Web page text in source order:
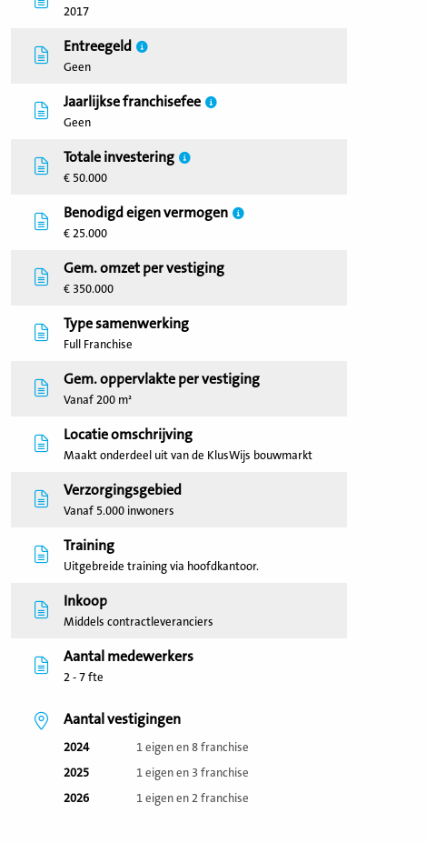
2017
Entreegeld
Geen
Jaarlijkse franchisefee
Geen
Totale investering
€ 50.000
Benodigd eigen vermogen
€ 25.000
Gem. omzet per vestiging
€ 350.000
Type samenwerking
Full Franchise
Gem. oppervlakte per vestiging
Vanaf 200 m²
Locatie omschrijving
Maakt onderdeel uit van de KlusWijs bouwmarkt
Verzorgingsgebied
Vanaf 5.000 inwoners
Training
Uitgebreide training via hoofdkantoor.
Inkoop
Middels contractleveranciers
Aantal medewerkers
2 - 7 fte
Aantal vestigingen
2024
1 eigen en 8 franchise
2025
1 eigen en 3 franchise
2026
1 eigen en 2 franchise